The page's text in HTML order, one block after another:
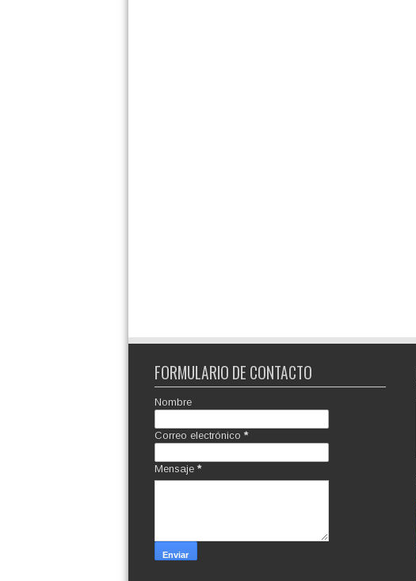
FORMULARIO DE CONTACTO
Nombre
Correo electrónico *
Mensaje *